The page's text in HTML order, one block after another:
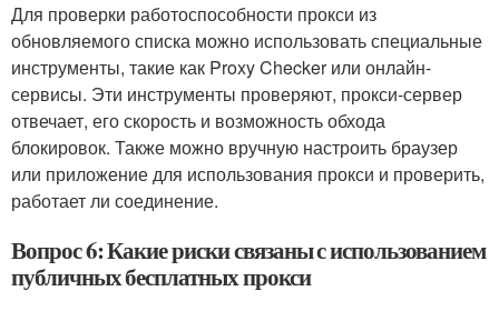
Для проверки работоспособности прокси из
обновляемого списка можно использовать специальные
инструменты, такие как Proxy Checker или онлайн-
сервисы. Эти инструменты проверяют, прокси-сервер
отвечает, его скорость и возможность обхода
блокировок. Также можно вручную настроить браузер
или приложение для использования прокси и проверить,
работает ли соединение.
Вопрос 6: Какие риски связаны с использованием
публичных бесплатных прокси